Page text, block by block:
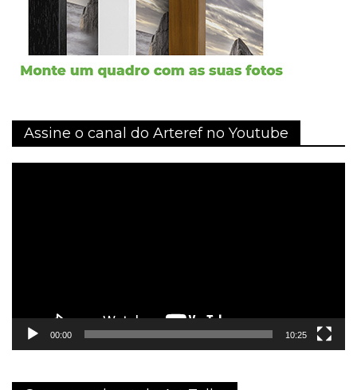
Assine o canal do Arteref no Youtube
00:00 10:25